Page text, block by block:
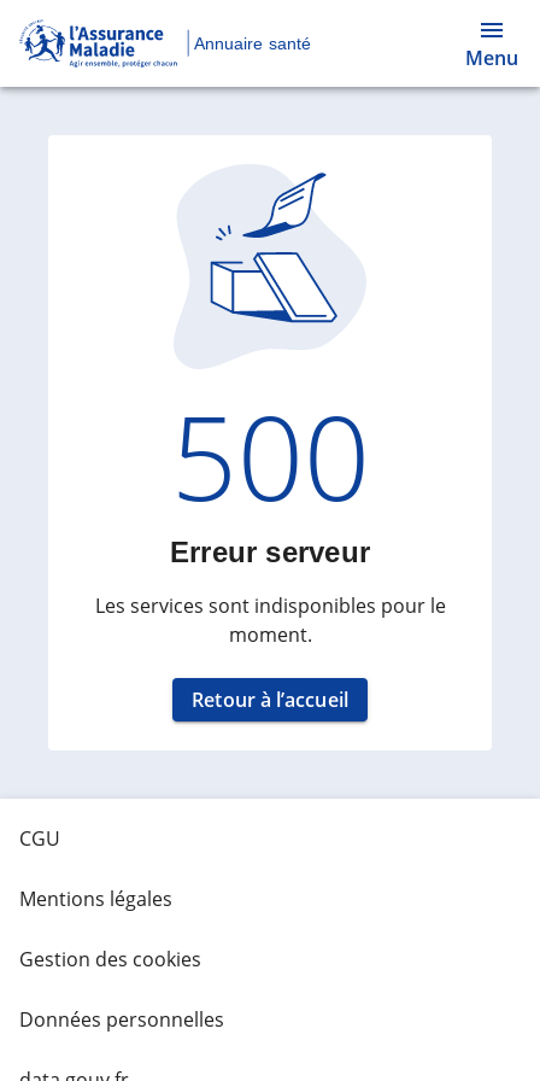
Annuaire santé
Menu
Code
500
Erreur serveur
Les services sont indisponibles pour le
moment.
Retour à l’accueil
CGU
Mentions légales
Gestion des cookies
Données personnelles